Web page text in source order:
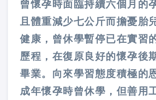
曾懷孕時面臨持續六個月的
且體重減少七公斤而擔憂胎
健康，曾休學暫停已在實習
歷程，在復原良好的懷孕後
畢業。向來學習態度積極的
成年懷孕時曾休學，但善用